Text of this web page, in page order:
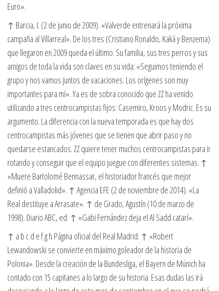
Euro».
↑ Barcia, I. (2 de junio de 2009). «Valverde entrenará la próxima
campaña al Villarreal». De los tres (Cristiano Ronaldo, Kaká y Benzema)
que llegaron en 2009 queda el último. Su familia, sus tres perros y sus
amigos de toda la vida son claves en su vida: «Seguimos teniendo el
grupo y nos vamos juntos de vacaciones. Los orígenes son muy
importantes para mí». Ya es de sobra conocido que ZZ ha venido
utilizando a tres centrocampistas fijos: Casemiro, Kroos y Modric. Es su
argumento. La diferencia con la nueva temporada es que hay dos
centrocampistas más jóvenes que se tienen que abrir paso y no
quedarse estancados. ZZ quiere tener muchos centrocampistas para ir
rotando y conseguir que el equipo juegue con diferentes sistemas. ↑
«Muere Bartolomé Bennassar, el historiador francés que mejor
definió a Valladolid». ↑ Agencia EFE (2 de noviembre de 2014). «La
Real destituye a Arrasate». ↑ de Grado, Agustín (10 de marzo de
1998). Diario ABC, ed. ↑ «Gabi Fernández deja el Al Sadd catarí».
↑ a b c d e f g h Página oficial del Real Madrid. ↑ «Robert
Lewandowski se convierte en máximo goleador de la historia de
Polonia». Desde la creación de la Bundesliga, el Bayern de Múnich ha
contado con 15 capitanes a lo largo de su historia. Esas dudas las irá